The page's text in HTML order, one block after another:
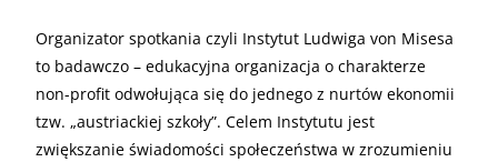
Organizator spotkania czyli Instytut Ludwiga von Misesa
to badawczo – edukacyjna organizacja o charakterze
non-profit odwołująca się do jednego z nurtów ekonomii
tzw. „austriackiej szkoły”. Celem Instytutu jest
zwiększanie świadomości społeczeństwa w zrozumieniu